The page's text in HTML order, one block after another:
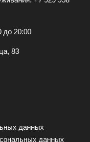
до 20:00
83
данных
данных